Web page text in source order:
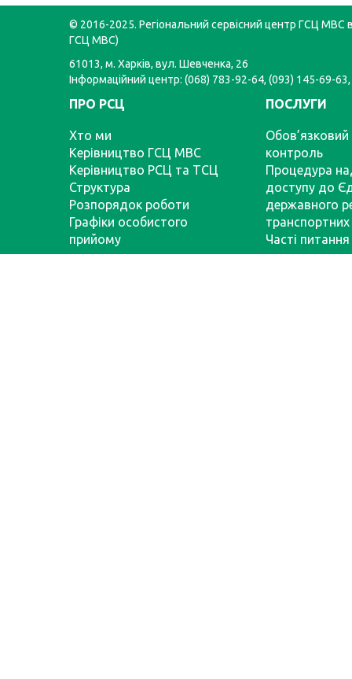
© 2016-2025. Регіональний сервісний центр ГСЦ МВС в
ГСЦ МВС)
61013, м. Харків, вул. Шевченка, 26
Інформаційний центр: (068) 783-92-64, (093) 145-69-
ПРО РСЦ
Хто ми
Керівництво ГСЦ МВС
Керівництво РСЦ та ТСЦ
Структура
Розпорядок роботи
Графіки особистого
прийому
ПОСЛУГИ
Обов’язковий
контроль
Процедура
доступу до
державного
транспортних
Часті питання